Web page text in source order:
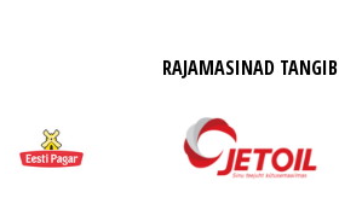
RAJAMASINAD TANGIB